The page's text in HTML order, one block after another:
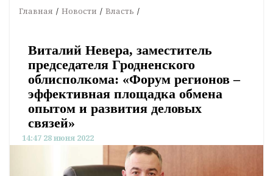
Главная Новости Власть
Виталий Невера, заместитель
председателя Гродненского
облисполкома: «Форум регионов –
эффективная площадка обмена
опытом и развития деловых
связей»
14:47 28 июня 2022